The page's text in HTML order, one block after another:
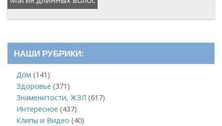
НАШИ РУБРИКИ:
Дом (141)
Здоровье (371)
Знаменитости, ЖЗЛ (617)
Интересное (437)
Клипы и Видео (40)